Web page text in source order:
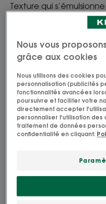
Texture qui
transforme en mousse
Nettoie, Démaquille,
Tube
Idéal pour
Adultes
Fabriqué en France
Nous vous
grâce aux cookies
Nous utilisons des cookies
personnalisation (publicités
fonctionnalités avancées
poursuivre et faciliter votre
directement accepter
personnaliser l'utilisation des
traitement de données
confidentialité en cliquant: